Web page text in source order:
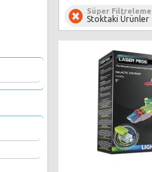
Süper Filtreleme
Stoktaki Ürünler